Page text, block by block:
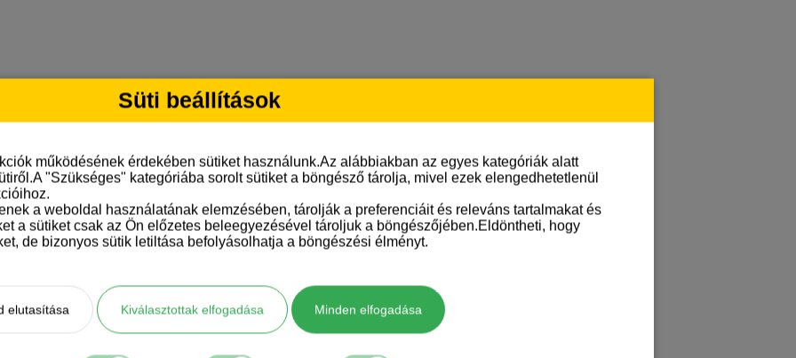
Süti beállítások
működésének érdekében sütiket használunk.Az alábbiakban az egyes kategóriák alatt
"Szükséges" kategóriába sorolt sütiket a böngésző tárolja, mivel ezek elengedhetetlenül
a weboldal használatának elemzésében, tárolják a preferenciáit és releváns tartalmakat és
a sütiket csak az Ön előzetes beleegyezésével tároljuk a böngészőjében.Eldöntheti, hogy
de bizonyos sütik letiltása befolyásolhatja a böngészési élményt.
elutasítása Kiválasztottak elfogadása Minden elfogadása